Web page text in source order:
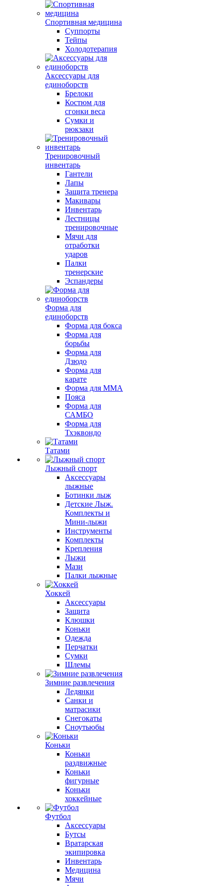
Спортивная медицина
Суппорты
Тейпы
Холодотерапия
Аксессуары для
единоборств
Брелоки
Костюм для
сгонки веса
Сумки и
рюкзаки
Тренировочный
инвентарь
Гантели
Лапы
Защита тренера
Макивары
Инвентарь
Лестницы
тренировочные
Мячи для
отработки
ударов
Палки
тренерские
Эспандеры
Форма для
единоборств
Форма для бокса
Форма для
борьбы
Форма для
Дзюдо
Форма для
карате
Форма для MMA
Пояса
Форма для
САМБО
Форма для
Тхэквондо
Татами
Лыжный спорт
Аксессуары
лыжные
Ботинки лыж
Детские Лыж.
Комплекты и
Мини-лыжи
Инструменты
Комплекты
Крепления
Лыжи
Мази
Палки лыжные
Хоккей
Аксессуары
Защита
Клюшки
Коньки
Одежда
Перчатки
Сумки
Шлемы
Зимние развлечения
Ледянки
Санки и
матрасики
Снегокаты
Сноутьюбы
Коньки
Коньки
раздвижные
Коньки
фигурные
Коньки
хоккейные
Футбол
Аксессуары
Бутсы
Вратарская
экипировка
Инвентарь
Медицина
Мячи